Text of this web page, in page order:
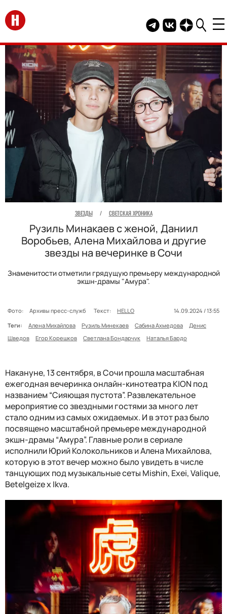
Перейти на главную
Telegram канал
Группа HELLO
Канал
ЗВЕЗДЫ / СВЕТСКАЯ ХРОНИКА
Рузиль Минакаев с женой, Даниил
Воробьев, Алена Михайлова и другие
звезды на вечеринке в Сочи
Знаменитости отметили грядущую премьеру международной
экшн-драмы "Амура".
Фото: Архивы пресс-служб Текст: HELLO
14.09.2024 / 13:55
Теги:
Алена Михайлова Рузиль Минекаев Сабина Ахмедова
Денис
Шведов
Егор Корешков Светлана Бондарчук Наталья Бардо
Накануне, 13 сентября, в Сочи прошла масштабная
ежегодная вечеринка онлайн-кинотеатра KION под
названием “Сияющая пустота”. Развлекательное
мероприятие со звездными гостями за много лет
стало одним из самых ожидаемых. И в этот раз было
посвящено масштабной премьере международной
экшн-драмы “Амура”. Главные роли в сериале
исполнили Юрий Колокольников и Алена Михайлова,
которую в этот вечер можно было увидеть в числе
танцующих под музыкальные сеты Mishin, Exei, Valique,
Betelgeize x Ikva.